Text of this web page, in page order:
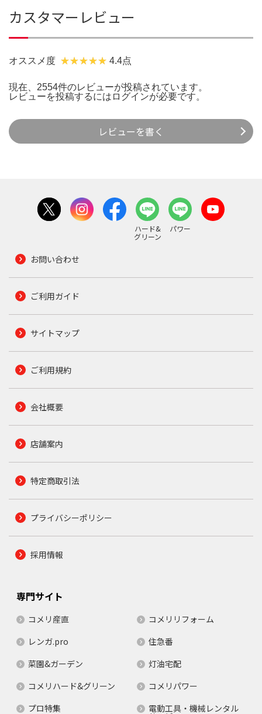
カスタマーレビュー
オススメ度 4.4点
現在、2554件のレビューが投稿されています。
レビューを投稿するには ログインが必要です。
レビューを書く
ハード&
グリーン
パワー
お問い合わせ
ご利用ガイド
サイトマップ
ご利用規約
会社概要
店舗案内
特定商取引法
プライバシーポリシー
採用情報
専門サイト
コメリ産直
コメリリフォーム
レンガ.pro
住急番
菜園&ガーデン
灯油宅配
コメリハード&グリーン
コメリパワー
プロ特集
電動工具・機械レンタル